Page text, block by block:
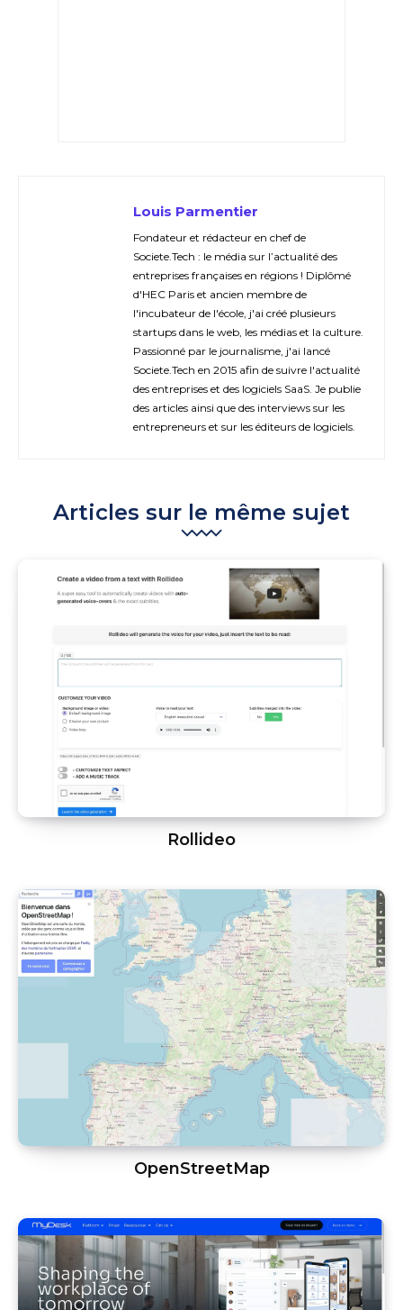
Louis Parmentier
Fondateur et rédacteur en chef de
Societe.Tech : le média sur l’actualité des
entreprises françaises en régions ! Diplômé
d'HEC Paris et ancien membre de
l'incubateur de l'école, j'ai créé plusieurs
startups dans le web, les médias et la culture.
Passionné par le journalisme, j'ai lancé
Societe.Tech en 2015 afin de suivre l'actualité
des entreprises et des logiciels SaaS. Je publie
des articles ainsi que des interviews sur les
entrepreneurs et sur les éditeurs de logiciels.
Articles sur le même sujet
Rollideo
OpenStreetMap